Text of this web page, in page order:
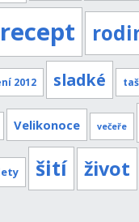
recept
2012 sladké
Velikonoce večeře
šití život